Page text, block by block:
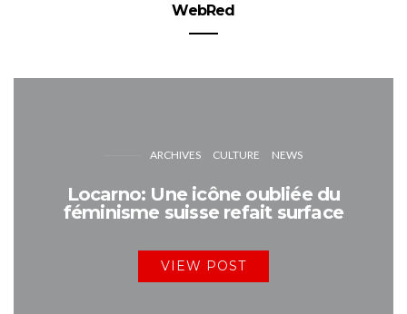
WebRed
ARCHIVES CULTURE NEWS
Locarno: Une icône oubliée du
féminisme suisse refait surface
VIEW POST